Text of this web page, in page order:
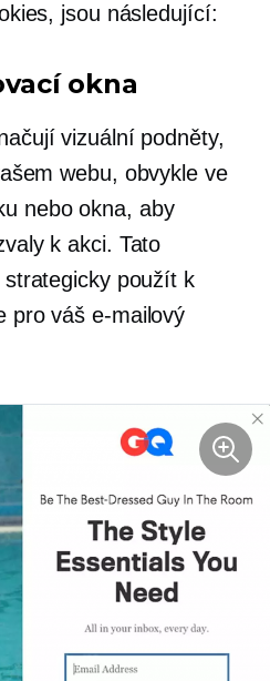
jsou následující:
okna
vizuální podněty,
webu, obvykle ve
nebo okna, aby
k akci. Tato
použít k
pro váš e-mailový